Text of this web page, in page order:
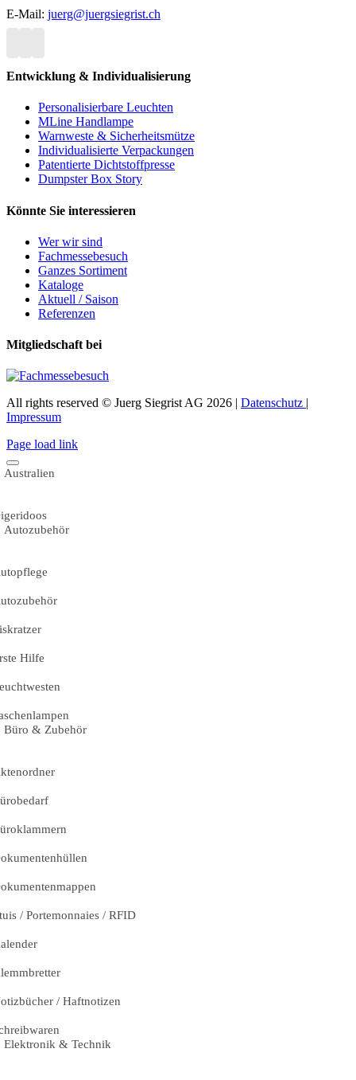
E-Mail: juerg@juergsiegrist.ch
Entwicklung & Individualisierung
Personalisierbare Leuchten
MLine Handlampe
Warnweste & Sicherheitsmütze
Individualisierte Verpackungen
Patentierte Dichtstoffpresse
Dumpster Box Story
Könnte Sie interessieren
Wer wir sind
Fachmessebesuch
Ganzes Sortiment
Kataloge
Aktuell / Saison
Referenzen
Mitgliedschaft bei
All rights reserved © Juerg Siegrist AG 2026 | Datenschutz |
Impressum
Page load link
Australien
Autozubehör
Hilfe
Büro & Zubehör
/ Portemonnaies / RFID
/ Haftnotizen
Elektronik & Technik